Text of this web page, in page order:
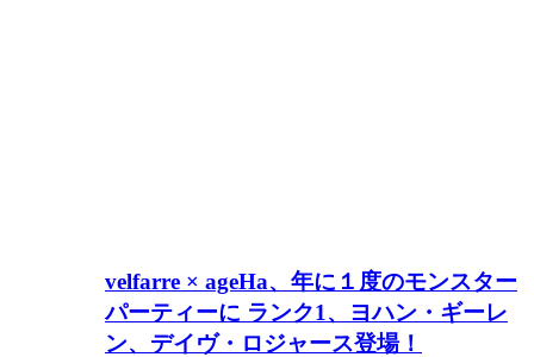
velfarre × ageHa、年に１度のモンスター
パーティーに ランク1、ヨハン・ギーレ
ン、デイヴ・ロジャース登場！